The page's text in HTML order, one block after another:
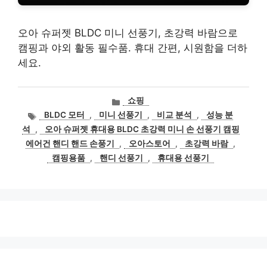
오아 슈퍼젯 BLDC 미니 선풍기, 초강력 바람으로
캠핑과 야외 활동 필수품. 휴대 간편, 시원함을 더하
세요.
카
테
고
리
쇼핑
태
그
BLDC 모터 , 미니 선풍기 , 비교 분석 ,
성능 분
석
,
오아 슈퍼젯 휴대용 BLDC 초강력 미니 손 선풍기 캠핑
에어건 핸디 핸드 손풍기
, 오아스토어 , 초강력 바람 ,
캠핑용품 , 핸디 선풍기 , 휴대용 선풍기